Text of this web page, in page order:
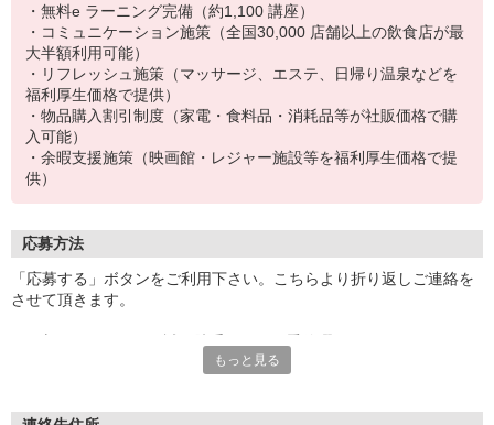
・無料e ラーニング完備（約1,100 講座）
・コミュニケーション施策（全国30,000 店舗以上の飲食店が最
大半額利用可能）
・リフレッシュ施策（マッサージ、エステ、日帰り温泉などを
福利厚生価格で提供）
・物品購入割引制度（家電・食料品・消耗品等が社販価格で購
入可能）
・余暇支援施策（映画館・レジャー施設等を福利厚生価格で提
供）
応募方法
「応募する」ボタンをご利用下さい。こちらより折り返しご連絡を
させて頂きます。
もっと見る